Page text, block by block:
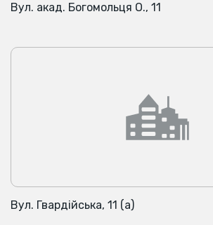
Вул. акад. Богомольця О., 11
Вул. Гвардійська, 11 (а)